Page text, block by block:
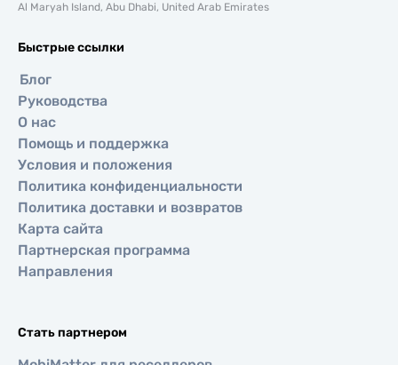
Al Maryah Island, Abu Dhabi, United Arab Emirates
Быстрые ссылки
Блог
Руководства
О нас
Помощь и поддержка
Условия и положения
Политика конфиденциальности
Политика доставки и возвратов
Карта сайта
Партнерская программа
Направления
Стать партнером